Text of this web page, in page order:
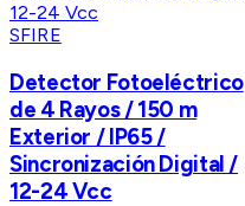
SFIRE
Detector Fotoeléctrico
de 4 Rayos / 150 m
Exterior / IP65 /
Sincronización Digital /
12-24 Vcc